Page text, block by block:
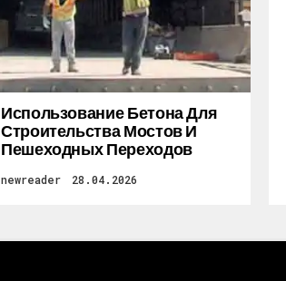
Использование Бетона Для
Строительства Мостов И
Пешеходных Переходов
newreader 28.04.2026